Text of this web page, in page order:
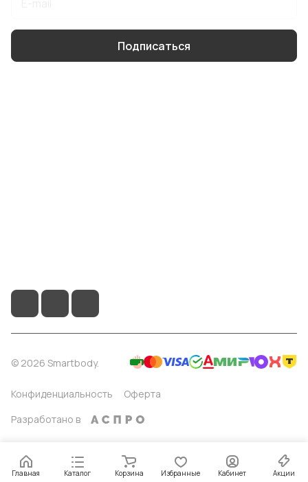
Главная Каталог Корзина Избранные Кабинет Акции
Подписаться
© 2026 Smartbody.
Конфиденциальность
Оферта
Разработано в